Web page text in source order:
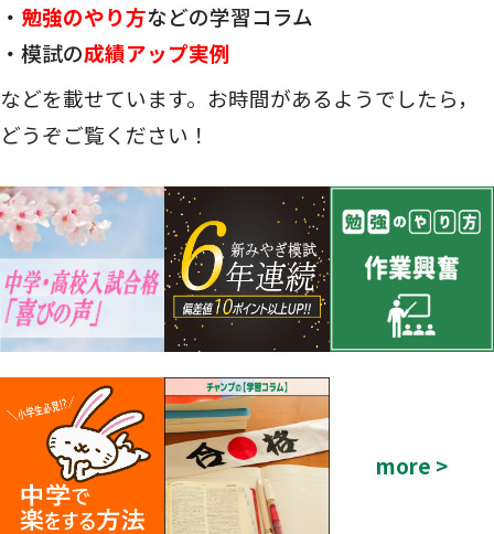
・ 勉強のやり方などの学習コラム
・模試の成績アップ実例
などを載せています。お時間があるようでしたら，
どうぞご覧ください！
more >